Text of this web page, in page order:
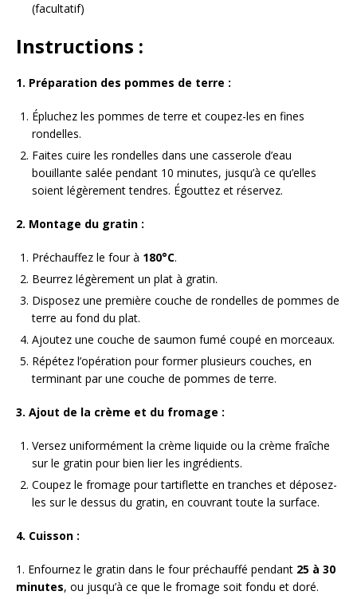
(facultatif)
Instructions :
1. Préparation des pommes de terre :
Épluchez les pommes de terre et coupez-les en fines
rondelles.
Faites cuire les rondelles dans une casserole d’eau
bouillante salée pendant 10 minutes, jusqu’à ce qu’elles
soient légèrement tendres. Égouttez et réservez.
2. Montage du gratin :
Préchauffez le four à 180°C.
Beurrez légèrement un plat à gratin.
Disposez une première couche de rondelles de pommes de
terre au fond du plat.
Ajoutez une couche de saumon fumé coupé en morceaux.
Répétez l’opération pour former plusieurs couches, en
terminant par une couche de pommes de terre.
3. Ajout de la crème et du fromage :
Versez uniformément la crème liquide ou la crème fraîche
sur le gratin pour bien lier les ingrédients.
Coupez le fromage pour tartiflette en tranches et déposez-
les sur le dessus du gratin, en couvrant toute la surface.
4. Cuisson :
1. Enfournez le gratin dans le four préchauffé pendant 25 à 30
minutes, ou jusqu’à ce que le fromage soit fondu et doré.